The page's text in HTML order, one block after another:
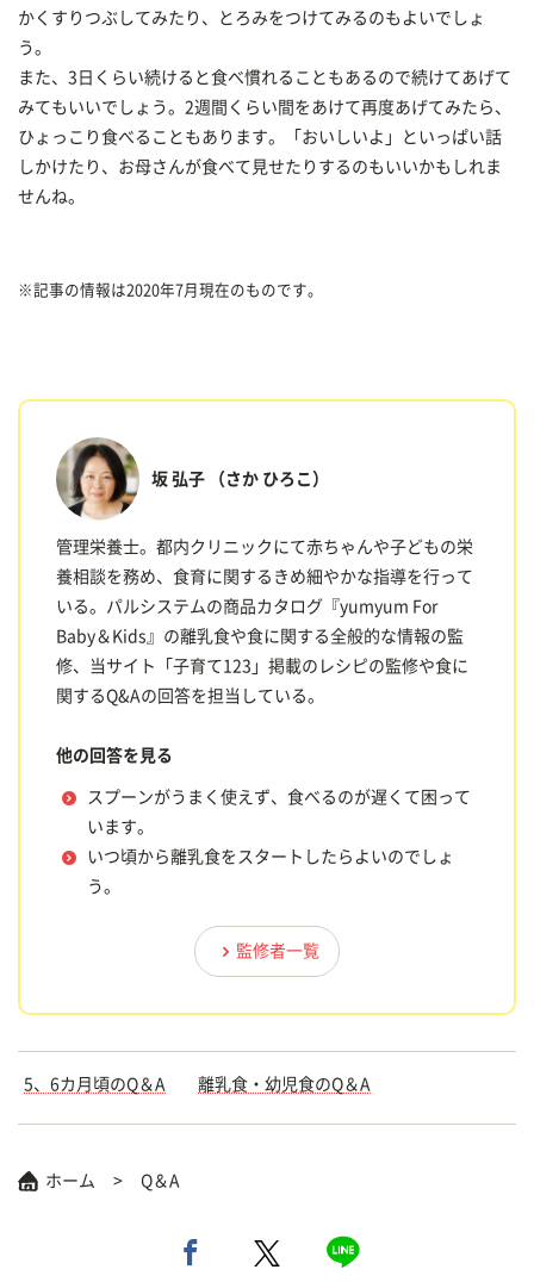
かくすりつぶしてみたり、とろみをつけてみるのもよいでしょ
う。
また、3日くらい続けると食べ慣れることもあるので続けてあげて
みてもいいでしょう。2週間くらい間をあけて再度あげてみたら、
ひょっこり食べることもあります。「おいしいよ」といっぱい話
しかけたり、お母さんが食べて見せたりするのもいいかもしれま
せんね。
※記事の情報は2020年7月現在のものです。
坂 弘子 （さか ひろこ）
管理栄養士。都内クリニックにて赤ちゃんや子どもの栄
養相談を務め、食育に関するきめ細やかな指導を行って
いる。パルシステムの商品カタログ『yumyum For
Baby＆Kids』の離乳食や食に関する全般的な情報の監
修、当サイト「子育て123」掲載のレシピの監修や食に
関するQ&Aの回答を担当している。
他の回答を見る
スプーンがうまく使えず、食べるのが遅くて困って
います。
いつ頃から離乳食をスタートしたらよいのでしょ
う。
監修者一覧
5、6カ月頃のQ＆A 離乳食・幼児食のQ＆A
ホーム Q＆A